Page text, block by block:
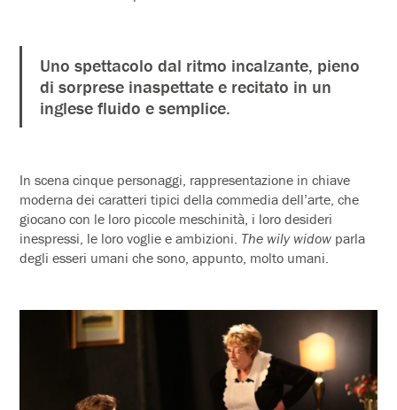
Uno spettacolo dal ritmo incalzante, pieno
di sorprese inaspettate e recitato in un
inglese fluido e semplice.
In scena cinque personaggi, rappresentazione in chiave
moderna dei caratteri tipici della commedia dell’arte, che
giocano con le loro piccole meschinità, i loro desideri
inespressi, le loro voglie e ambizioni. The wily widow parla
degli esseri umani che sono, appunto, molto umani.